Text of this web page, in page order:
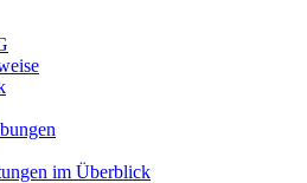
im Überblick